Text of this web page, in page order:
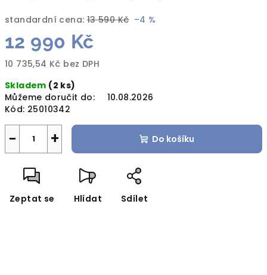
standardní cena: 13 590 Kč –4 %
12 990 Kč
10 735,54 Kč bez DPH
cena:
Skladem (2 ks)
Můžeme doručit do:
10.08.2026
Kód: 25010342
+
− Do košíku
Zeptat se Hlídat Sdílet